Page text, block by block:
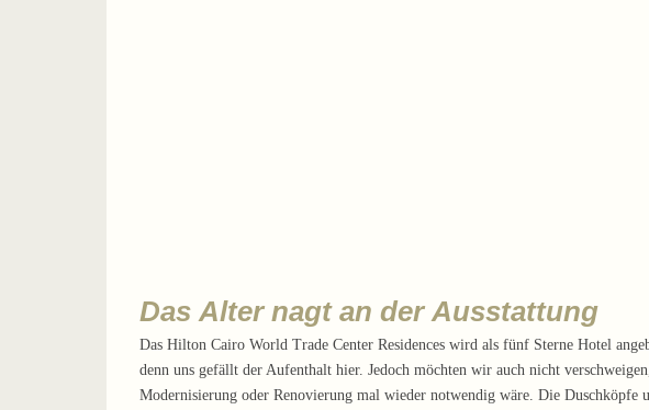
Das Alter nagt an der Ausstattung
Das Hilton Cairo World Trade Center Residences wird als fünf Sterne Hotel
denn uns gefällt der Aufenthalt hier. Jedoch möchten wir auch nicht
Modernisierung oder Renovierung mal wieder notwendig wäre. Die Duschköpfe